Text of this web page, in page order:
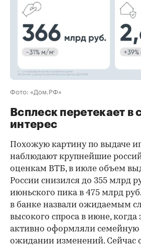
Фото: «Дом.РФ»
Всплеск перетекает в
интерес
Похожую картину по выдаче
наблюдают крупнейшие
оценкам ВТБ, в июле объем
России снизился до 355 млрд
июньского пика в 475 млрд
в банке назвали ожидаемым
высокого спроса в июне,
активно оформляли семейную
ожидании изменений. Сейчас